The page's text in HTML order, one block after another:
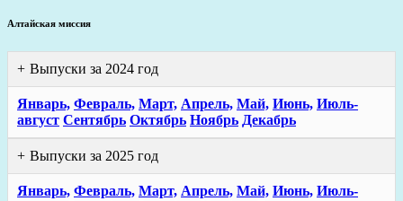
Алтайская миссия
Выпуски за 2024 год
Январь, Февраль, Март, Апрель, Май, Июнь, Июль-
август Сентябрь Октябрь Ноябрь Декабрь
Выпуски за 2025 год
Январь, Февраль, Март, Апрель, Май, Июнь, Июль-